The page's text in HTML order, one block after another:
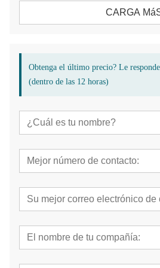
CARGA
Obtenga el último precio? Le
(dentro de las 12 horas)